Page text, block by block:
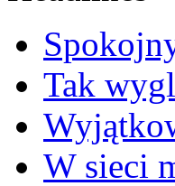
Tak
W sieci